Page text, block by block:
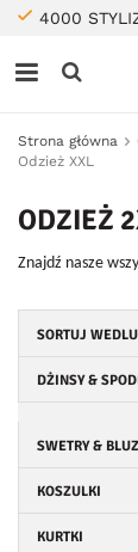
4000
Strona główna
Odzież XXL
ODZIEŻ
Znajdź nasze
SORTUJ
DŻINSY &
SWETRY &
KOSZULKI
KURTKI